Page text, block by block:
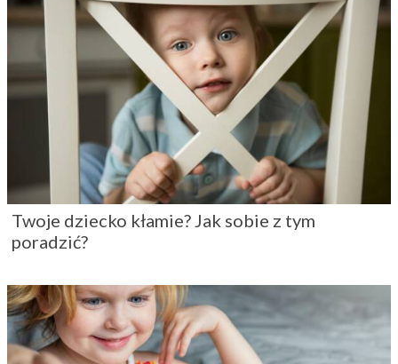
Twoje dziecko kłamie? Jak sobie z tym
poradzić?